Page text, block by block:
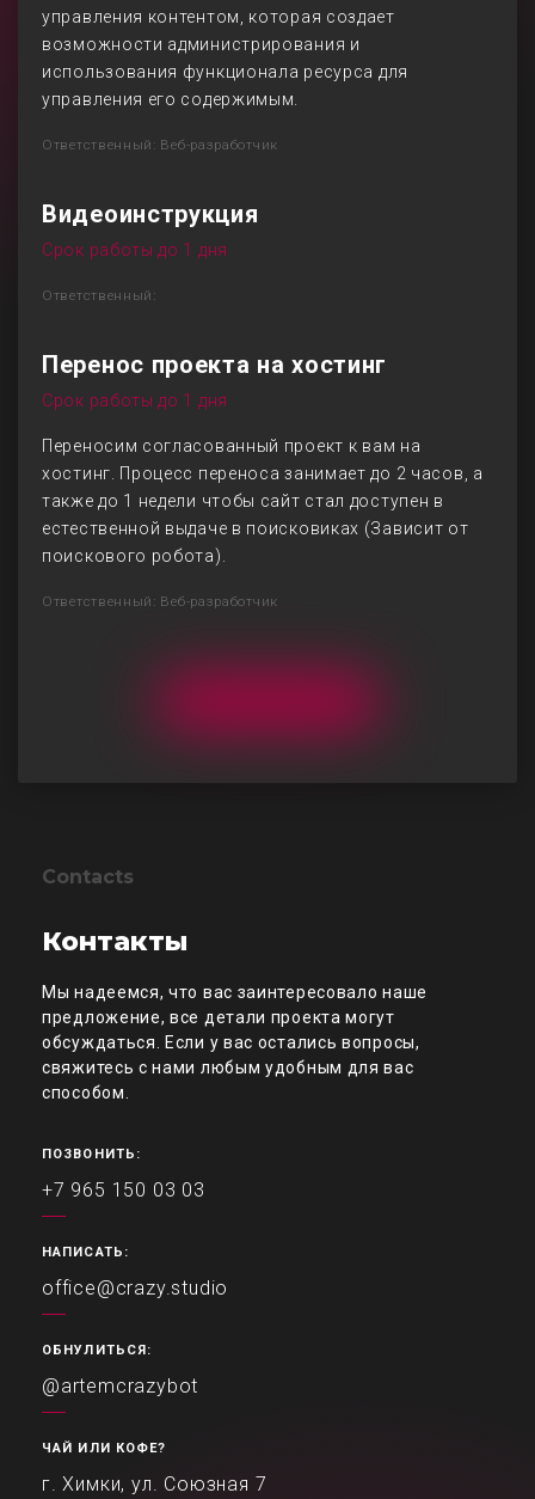
управления контентом, которая создает
возможности администрирования и
использования функционала ресурса для
управления его содержимым.
Ответственный: Веб-разработчик
Видеоинструкция
Срок работы до 1 дня
Ответственный:
Перенос проекта на хостинг
Срок работы до 1 дня
Переносим согласованный проект к вам на
хостинг. Процесс переноса занимает до 2 часов, а
также до 1 недели чтобы сайт стал доступен в
естественной выдаче в поисковиках (Зависит от
поискового робота).
Ответственный: Веб-разработчик
Contacts
Контакты
Мы надеемся, что вас заинтересовало наше
предложение, все детали проекта могут
обсуждаться. Если у вас остались вопросы,
свяжитесь с нами любым удобным для вас
способом.
ПОЗВОНИТЬ:
+7 965 150 03 03
НАПИСАТЬ:
office@crazy.studio
ОБНУЛИТЬСЯ:
@artemcrazybot
ЧАЙ ИЛИ КОФЕ?
г. Химки, ул. Союзная 7